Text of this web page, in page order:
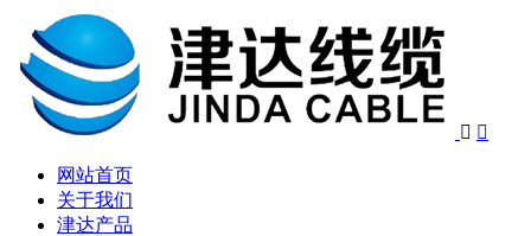
 
网站首页
关于我们
津达产品